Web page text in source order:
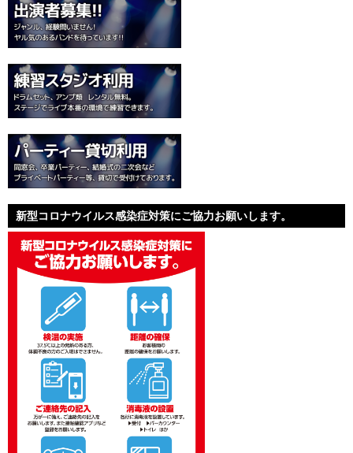
新型コロナウイルス感染症対策にご協力お願いします。